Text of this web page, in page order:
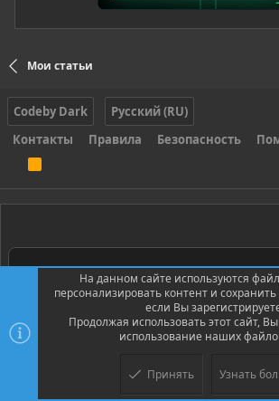
Мои статьи
Codeby Dark
Русский (RU)
Контакты
Правила Безопасность
S
Экосистема
Всё для развития в
На данном сайте используются
персонализировать контент и
если Вы
Продолжая использовать этот сайт,
использование наших
Принять Узнать